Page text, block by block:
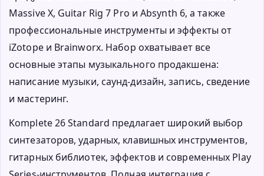
Massive X, Guitar Rig 7 Pro и Absynth 6, а также
профессиональные инструменты и эффекты от
iZotope и Brainworx. Набор охватывает все
основные этапы музыкального продакшена:
написание музыки, саунд-дизайн, запись, сведение
и мастеринг.
Komplete 26 Standard предлагает широкий выбор
синтезаторов, ударных, клавишных инструментов,
гитарных библиотек, эффектов и современных Play